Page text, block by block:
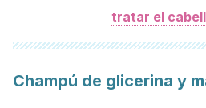
tratar el
Champú de glicerina y